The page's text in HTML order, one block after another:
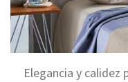
Elegancia y